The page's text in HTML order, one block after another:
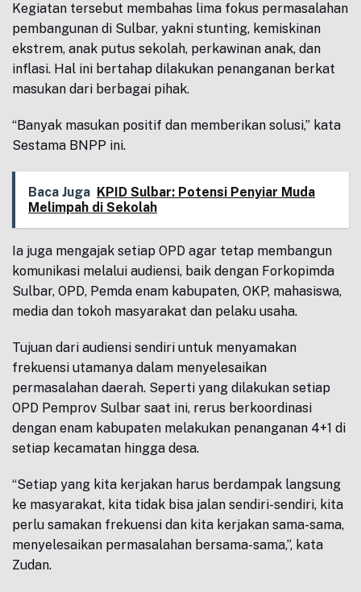
Kegiatan tersebut membahas lima fokus permasalahan
pembangunan di Sulbar, yakni stunting, kemiskinan
ekstrem, anak putus sekolah, perkawinan anak, dan
inflasi. Hal ini bertahap dilakukan penanganan berkat
masukan dari berbagai pihak.
“Banyak masukan positif dan memberikan solusi,” kata
Sestama BNPP ini.
Baca Juga KPID Sulbar: Potensi Penyiar Muda
Melimpah di Sekolah
Ia juga mengajak setiap OPD agar tetap membangun
komunikasi melalui audiensi, baik dengan Forkopimda
Sulbar, OPD, Pemda enam kabupaten, OKP, mahasiswa,
media dan tokoh masyarakat dan pelaku usaha.
Tujuan dari audiensi sendiri untuk menyamakan
frekuensi utamanya dalam menyelesaikan
permasalahan daerah. Seperti yang dilakukan setiap
OPD Pemprov Sulbar saat ini, rerus berkoordinasi
dengan enam kabupaten melakukan penanganan 4+1 di
setiap kecamatan hingga desa.
“Setiap yang kita kerjakan harus berdampak langsung
ke masyarakat, kita tidak bisa jalan sendiri-sendiri, kita
perlu samakan frekuensi dan kita kerjakan sama-sama,
menyelesaikan permasalahan bersama-sama,”, kata
Zudan.